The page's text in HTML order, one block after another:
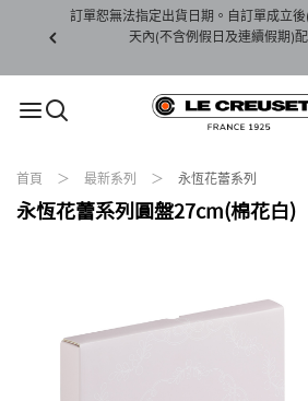
下水)，若
訂單恕無法指定出貨日期。自訂單成立
天內(不含例假日及連續假期)
首頁 最新系列 永恆花蕾系列
永恆花蕾系列圓盤27cm(棉花白)